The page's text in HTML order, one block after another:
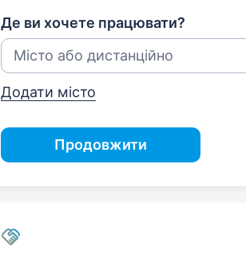
Де ви хочете працювати?
Додати місто
Продовжити